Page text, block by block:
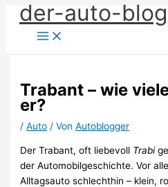
Zum
Inhalt
springen
der-auto-
Trabant – wie
er?
/Auto / VonAutoblogger
Der Trabant, oft liebevoll Trabi
der Automobilgeschichte. Vor
Alltagsauto schlechthin – klein,